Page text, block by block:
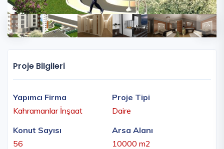
Proje Bilgileri
Yapımcı Firma
Kahramanlar İnşaat
Proje Tipi
Daire
Konut Sayısı
56
Arsa Alanı
10000 m2